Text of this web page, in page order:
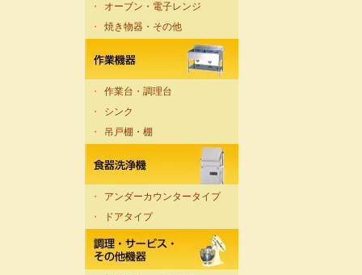
・
オーブン・電子レンジ
・
焼き物器・その他
・
作業台・調理台
・
シンク
・
吊戸棚・棚
・
アンダーカウンタータイプ
・
ドアタイプ